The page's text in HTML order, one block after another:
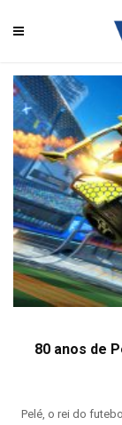
80 anos de
Pelé, o rei do